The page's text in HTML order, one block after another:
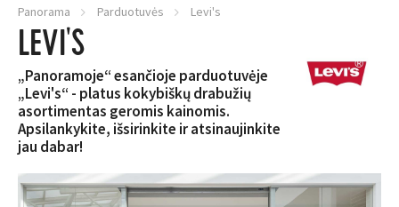
Panorama Parduotuvės Levi's
LEVI'S
„Panoramoje“ esančioje parduotuvėje
„Levi's“ - platus kokybiškų drabužių
asortimentas geromis kainomis.
Apsilankykite, išsirinkite ir atsinaujinkite
jau dabar!